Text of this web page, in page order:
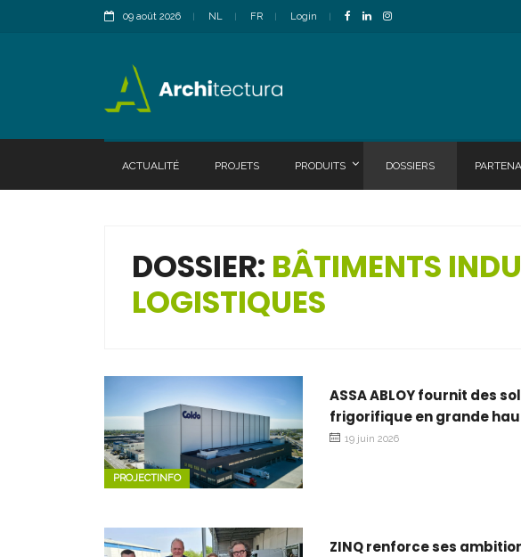
09 août 2026 NL FR Login
ACTUALITÉ PROJETS PRODUITS DOSSIERS
DOSSIER: BÂTIMENTS
LOGISTIQUES
PROJECTINFO
ASSA ABLOY fournit des
frigorifique en grande
19 juin 2026
ZINQ renforce ses